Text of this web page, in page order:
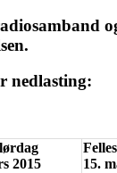
nedlasting:
2015
15.